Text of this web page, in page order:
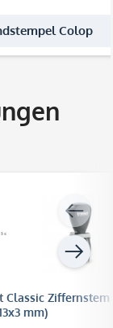
Colop
Classic
mm)